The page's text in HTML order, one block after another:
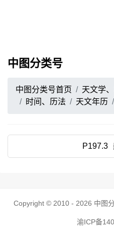
中图分类号
中图分类号首页 天文学
时间、历法
天文年历
P197.3
Copyright © 2010 - 2026 中图
渝ICP备